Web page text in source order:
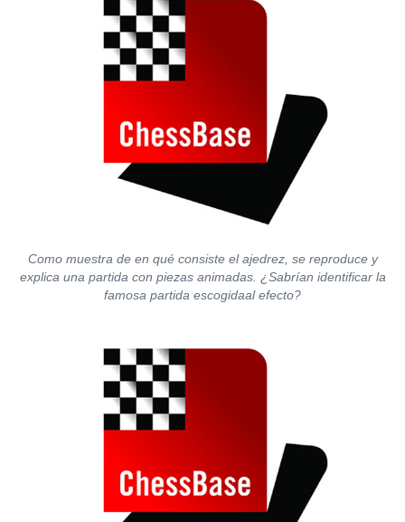
Como muestra de en qué consiste el ajedrez, se reproduce y
explica una partida con piezas animadas. ¿Sabrían identificar la
famosa partida escogidaal efecto?